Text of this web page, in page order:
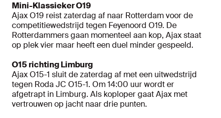
Mini-Klassieker O19
Ajax O19 reist zaterdag af naar Rotterdam voor de
competitiewedstrijd tegen Feyenoord O19. De
Rotterdammers gaan momenteel aan kop, Ajax staat
op plek vier maar heeft een duel minder gespeeld.
O15 richting Limburg
Ajax O15-1 sluit de zaterdag af met een uitwedstrijd
tegen Roda JC O15-1. Om 14:00 uur wordt er
afgetrapt in Limburg. Als koploper gaat Ajax met
vertrouwen op jacht naar drie punten.